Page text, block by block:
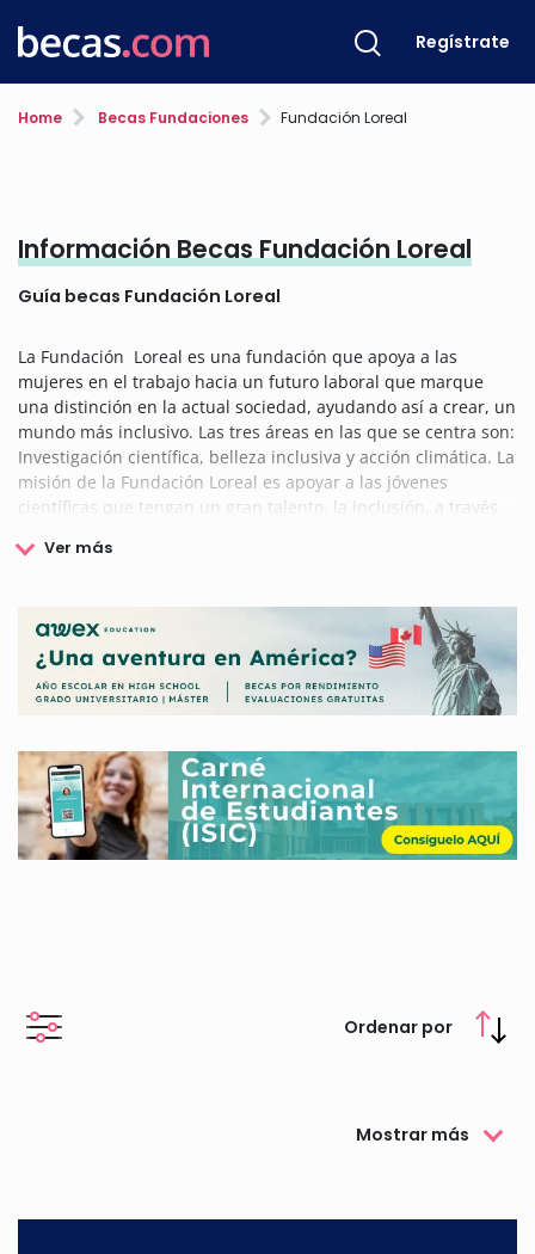
Regístrate
Home Becas Fundaciones Fundación Loreal
Información Becas Fundación Loreal
Guía becas Fundación Loreal
La Fundación Loreal es una fundación que apoya a las
mujeres en el trabajo hacia un futuro laboral que marque
una distinción en la actual sociedad, ayudando así a crear, un
mundo más inclusivo. Las tres áreas en las que se centra son:
Investigación científica, belleza inclusiva y acción climática. La
misión de la Fundación Loreal es apoyar a las jóvenes
científicas que tengan un gran talento, la inclusión, a través
para crear soluciones que contribuyan a solucionar el cambio
En la linea de los objetivos de la Fundación Loreal, ésta crea
becas para mujeres que podrás consultar en nuestra web.
Ordenar por
Mostrar más